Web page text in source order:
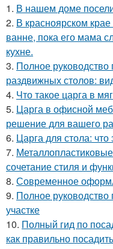
1. В нашем доме
2. В красноярском
ванне, пока его мама
кухне.
3. Полное
раздвижных столов:
4. Что такое царга в
5. Царга в офисной
решение для вашего
6. Царга для стола: что
7.
сочетание стиля и
8. Современное
9. Полное
участке
10. Полный гид по
как правильно